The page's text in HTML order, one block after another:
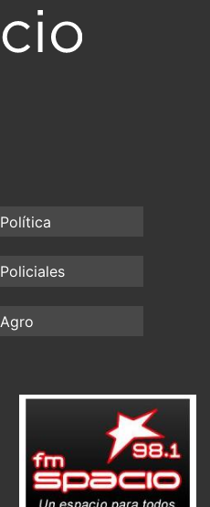
Política
Policiales
Agro